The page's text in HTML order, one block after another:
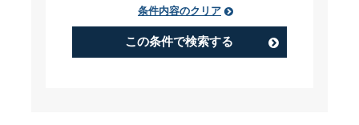
PIP（Performance Improvement
Plan）
条件内容のクリア
この条件で検索する